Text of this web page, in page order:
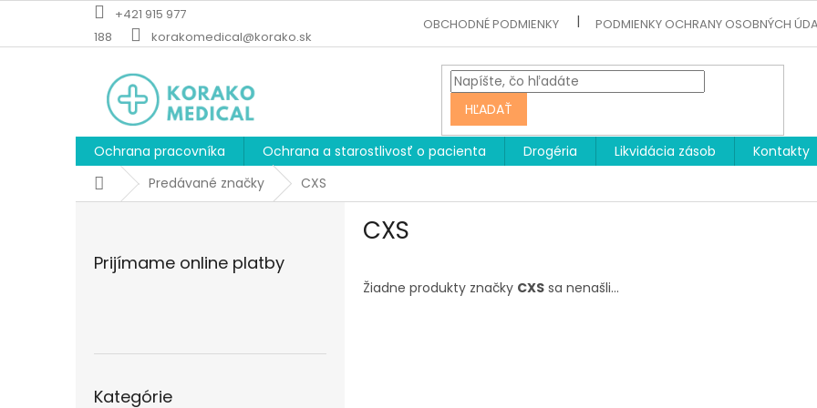
obsah
+421 915 977
188
korakomedical@korako.sk
OBCHODNÉ PODMIENKY PODMIENKY OCHRANY OSOBNÝCH
HĽADAŤ
Ochrana pracovníka Ochrana a starostlivosť o pacienta Drogéria Likvidácia zásob
Kontakty
DomovPredávané značky CXS
Prijímame online platby
kategórie
Kategórie
CXS
Žiadne produkty značky CXS sa nenašli...